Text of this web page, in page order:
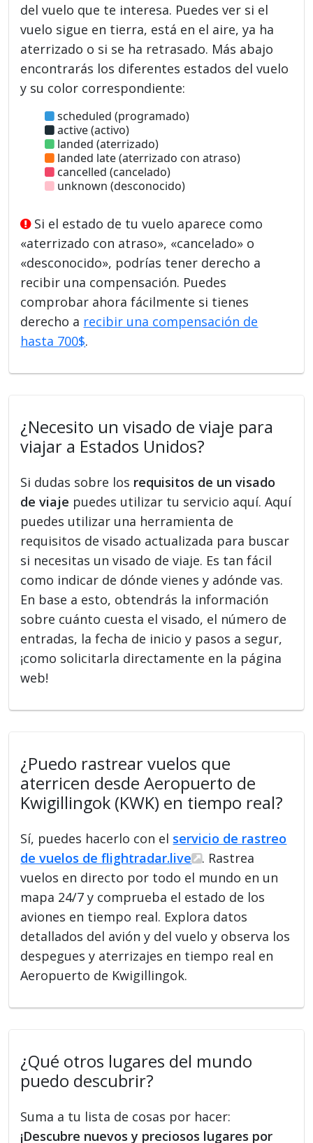
del vuelo que te interesa. Puedes ver si el
vuelo sigue en tierra, está en el aire, ya ha
aterrizado o si se ha retrasado. Más abajo
encontrarás los diferentes estados del vuelo
y su color correspondiente:
scheduled (programado)
active (activo)
landed (aterrizado)
landed late (aterrizado con atraso)
cancelled (cancelado)
unknown (desconocido)
Si el estado de tu vuelo aparece como
«aterrizado con atraso», «cancelado» o
«desconocido», podrías tener derecho a
recibir una compensación. Puedes
comprobar ahora fácilmente si tienes
derecho a recibir una compensación de
hasta 700$.
¿Necesito un visado de viaje para
viajar a Estados Unidos?
Si dudas sobre los requisitos de un visado
de viaje puedes utilizar tu servicio aquí. Aquí
puedes utilizar una herramienta de
requisitos de visado actualizada para buscar
si necesitas un visado de viaje. Es tan fácil
como indicar de dónde vienes y adónde vas.
En base a esto, obtendrás la información
sobre cuánto cuesta el visado, el número de
entradas, la fecha de inicio y pasos a segur,
¡como solicitarla directamente en la página
web!
¿Puedo rastrear vuelos que
aterricen desde Aeropuerto de
Kwigillingok (KWK) en tiempo real?
Sí, puedes hacerlo con el servicio de rastreo
de vuelos de flightradar.live
. Rastrea
vuelos en directo por todo el mundo en un
mapa 24/7 y comprueba el estado de los
aviones en tiempo real. Explora datos
detallados del avión y del vuelo y observa los
despegues y aterrizajes en tiempo real en
Aeropuerto de Kwigillingok.
¿Qué otros lugares del mundo
puedo descubrir?
Suma a tu lista de cosas por hacer:
¡Descubre nuevos y preciosos lugares por